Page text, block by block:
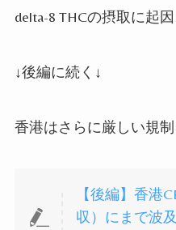
delta-8 THCの摂取に起因
↓後編に続く ↓
香港はさらに厳しい規制
【後編】香港
収）にまで波